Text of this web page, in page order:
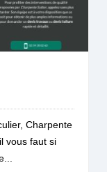
Charpente
vous faut si